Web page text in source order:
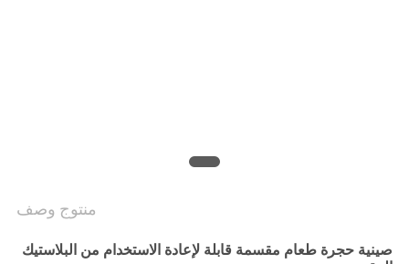
منتوج وصف
صينية حجرة طعام مقسمة قابلة لإعادة الاستخدام من البلاستيك